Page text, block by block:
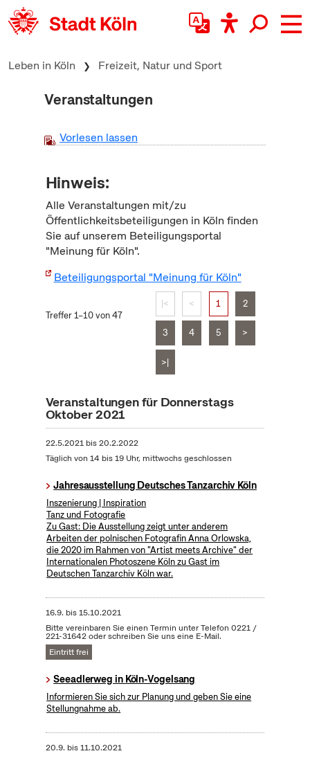
zum Inhalt springen
Leben in Köln Freizeit, Natur und Sport
Veranstaltungen
Vorlesen lassen
Hinweis:
Alle Veranstaltungen mit/zu
Öffentlichkeitsbeteiligungen in Köln finden
Sie auf unserem Beteiligungsportal
"Meinung für Köln".
Beteiligungsportal "Meinung für Köln"
Treffer 1–10 von 47
|< < 1 2
3 4 5 >
>|
Veranstaltungen für Donnerstags
Oktober 2021
22.5.2021bis20.2.2022
Täglich von 14 bis 19 Uhr, mittwochs geschlossen
Jahresausstellung Deutsches Tanzarchiv Köln
Inszenierung | Inspiration
Tanz und Fotografie
Zu Gast: Die Ausstellung zeigt unter anderem
Arbeiten der polnischen Fotografin Anna Orlowska,
die 2020 im Rahmen von "Artist meets Archive" der
Internationalen Photoszene Köln zu Gast im
Deutschen Tanzarchiv Köln war.
16.9. bis15.10.2021
Bitte vereinbaren Sie einen Termin unter Telefon 0221 /
221-31642 oder schreiben Sie uns eine E-Mail.
Eintritt frei
Seeadlerweg in Köln-Vogelsang
Informieren Sie sich zur Planung und geben Sie eine
Stellungnahme ab.
20.9. bis11.10.2021